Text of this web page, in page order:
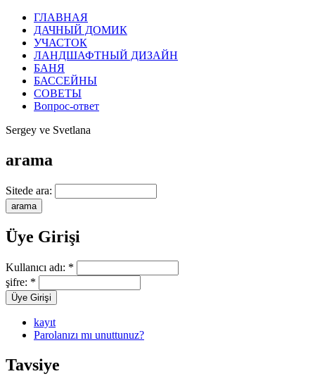
ГЛАВНАЯ
ДАЧНЫЙ ДОМИК
УЧАСТОК
ЛАНДШАФТНЫЙ ДИЗАЙН
БАНЯ
БАССЕЙНЫ
СОВЕТЫ
Вопрос-ответ
Sergey ve Svetlana
arama
Sitede ara:
Üye Girişi
Kullanıcı adı: *
şifre: *
kayıt
Parolanızı mı unuttunuz?
Tavsiye